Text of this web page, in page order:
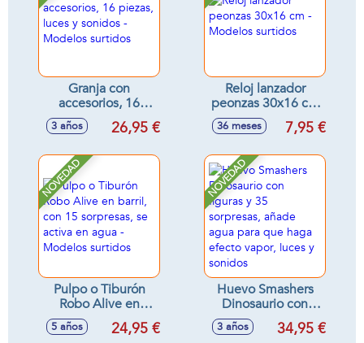
Granja con
accesorios, 16
piezas, luces y
sonidos - Modelos
3 años 26,95 €
Reloj lanzador
peonzas 30x16 cm
- Modelos surtidos
36 meses 7,95 €
NOVEDAD
Pulpo o Tiburón
Robo Alive en
barril, con 15
sorpresas, se activa
5 años 24,95 €
NOVEDAD
Huevo Smashers
Dinosaurio con
figuras y 35
sorpresas, añade
3 años 34,95 €